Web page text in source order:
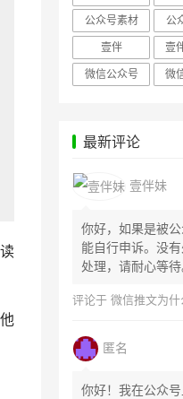
公众号素材
公
壹伴
微信公众号
最新评论
壹伴妹
你好，如果是被
能自行申诉。没
处理，请耐心等
评论于 微信推文为什么会违
匿名
你好！我在公众